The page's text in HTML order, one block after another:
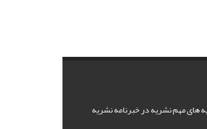
های مهم نشریه در خبرنامه نشریه